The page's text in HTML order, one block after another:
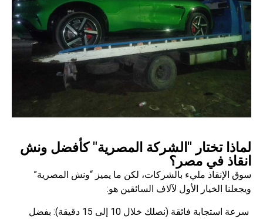
لماذا تختار "الشركة المصرية" كأفضل ونش
انقاذ في مصر؟
سوق الإنقاذ مليء بالشركات، لكن ما يميز “ونش المصرية”
ويجعلنا الخيار الأول لآلاف السائقين هو:
سرعة استجابة فائقة (نصلك خلال 10 إلى 15 دقيقة): بفضل